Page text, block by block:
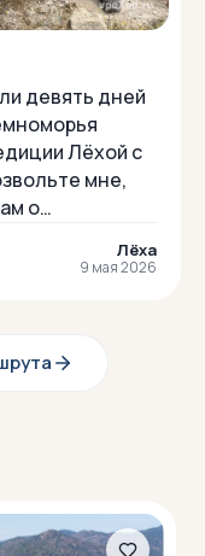
девять дней
Лёхой с
мне,
о
Лёха
9 мая 2026